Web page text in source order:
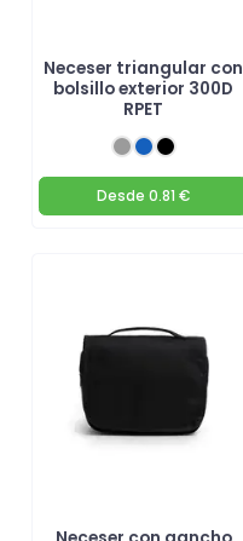
Neceser triangular con
bolsillo exterior 300D
RPET
Desde 0.81 €